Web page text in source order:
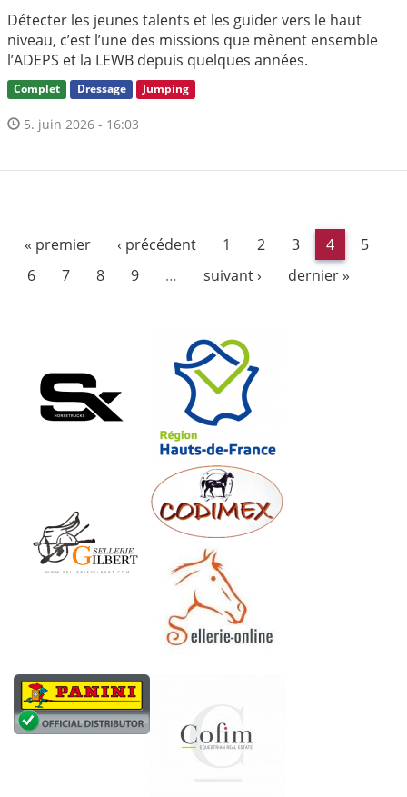
Détecter les jeunes talents et les guider vers le haut
niveau, c’est l’une des missions que mènent ensemble
l’ADEPS et la LEWB depuis quelques années.
Complet Dressage Jumping
5. juin 2026 - 16:03
« premier ‹ précédent 1 2 3 4
5
6
7 8 9 … suivant › dernier »